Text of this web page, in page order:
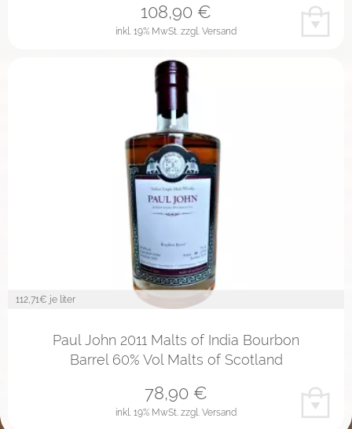
inkl. 19% MwSt. zzgl. Versand
108,90 €
112,71€ je liter
Paul John 2011 Malts of India Bourbon
Barrel 60% Vol Malts of Scotland
inkl. 19% MwSt. zzgl. Versand
78,90 €